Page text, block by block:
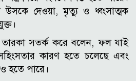
উসকে দেওয়া, মৃত্যু ও ধ্বংসাত্মক
সতর্ক করে বলেন, ফল যাই
কারণ হতে চলেছে এবং
হতে পারে।